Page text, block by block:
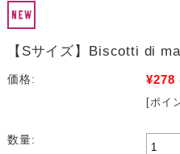
【Sサイズ】Biscotti di
価格: ¥278
[ポイ
数量: